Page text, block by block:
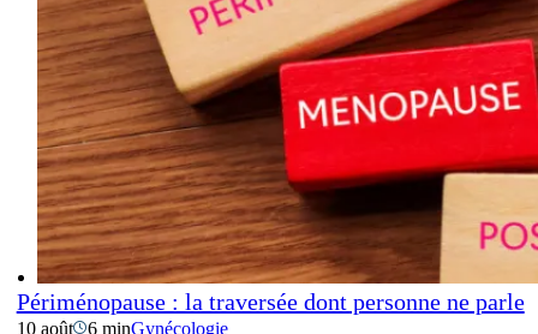
Périménopause : la traversée dont personne ne parle
10 août 6 minGynécologie